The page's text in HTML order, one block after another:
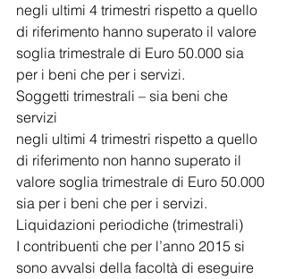
negli ultimi 4 trimestri rispetto a quello
di riferimento hanno superato il valore
soglia trimestrale di Euro 50.000 sia
per i beni che per i servizi.
Soggetti trimestrali – sia beni che
servizi
negli ultimi 4 trimestri rispetto a quello
di riferimento non hanno superato il
valore soglia trimestrale di Euro 50.000
sia per i beni che per i servizi.
Liquidazioni periodiche (trimestrali)
I contribuenti che per l’anno 2015 si
sono avvalsi della facoltà di eseguire